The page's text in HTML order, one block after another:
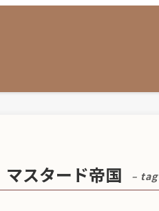
マスタード帝国 – tag